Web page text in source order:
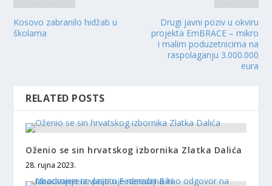
Kosovo zabranilo hidžab u
školama
Drugi javni poziv u okviru
projekta EmBRACE – mikro
i malim poduzetnicima na
raspolaganju 3.000.000
eura
RELATED POSTS
Oženio se sin hrvatskog izbornika Zlatka Dalića
28. rujna 2023.